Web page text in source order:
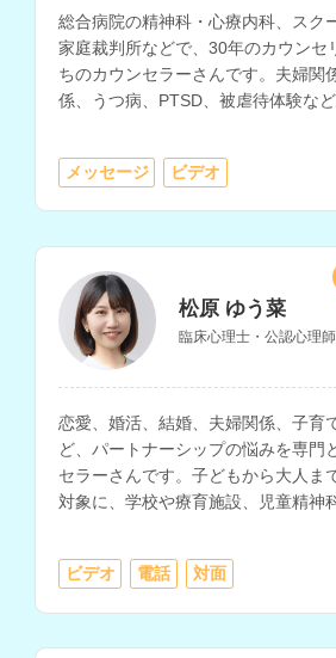
総合病院の精神科・心療内科、スク
家庭裁判所などで、30年のカウンセ
ちのカウンセラーさんです。夫婦関
係、うつ病、PTSD、被虐待体験など
メッセージ ビデオ
松原 ゆう菜
臨床心理士・公認心理師
恋愛、婚活、結婚、夫婦関係、子育
ど、パートナーシップの悩みを専門
セラーさんです。子どもから大人ま
対象に、学校や療育施設、児童精神
相談所、自治体のDV相談窓口など
ビデオ 電話 対面